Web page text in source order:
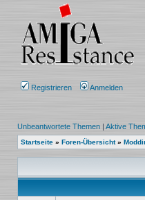
Registrieren Anmelden
Unbeantwortete Themen | Aktive
Startseite » Foren-Übersicht»